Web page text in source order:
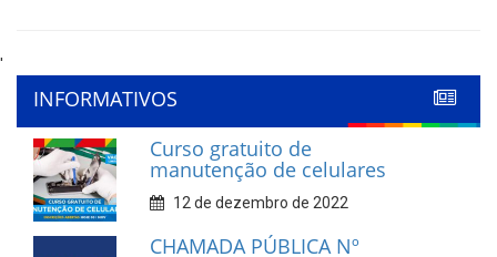
'
INFORMATIVOS
Curso gratuito de
manutenção de celulares
12 de dezembro de 2022
CHAMADA PÚBLICA Nº